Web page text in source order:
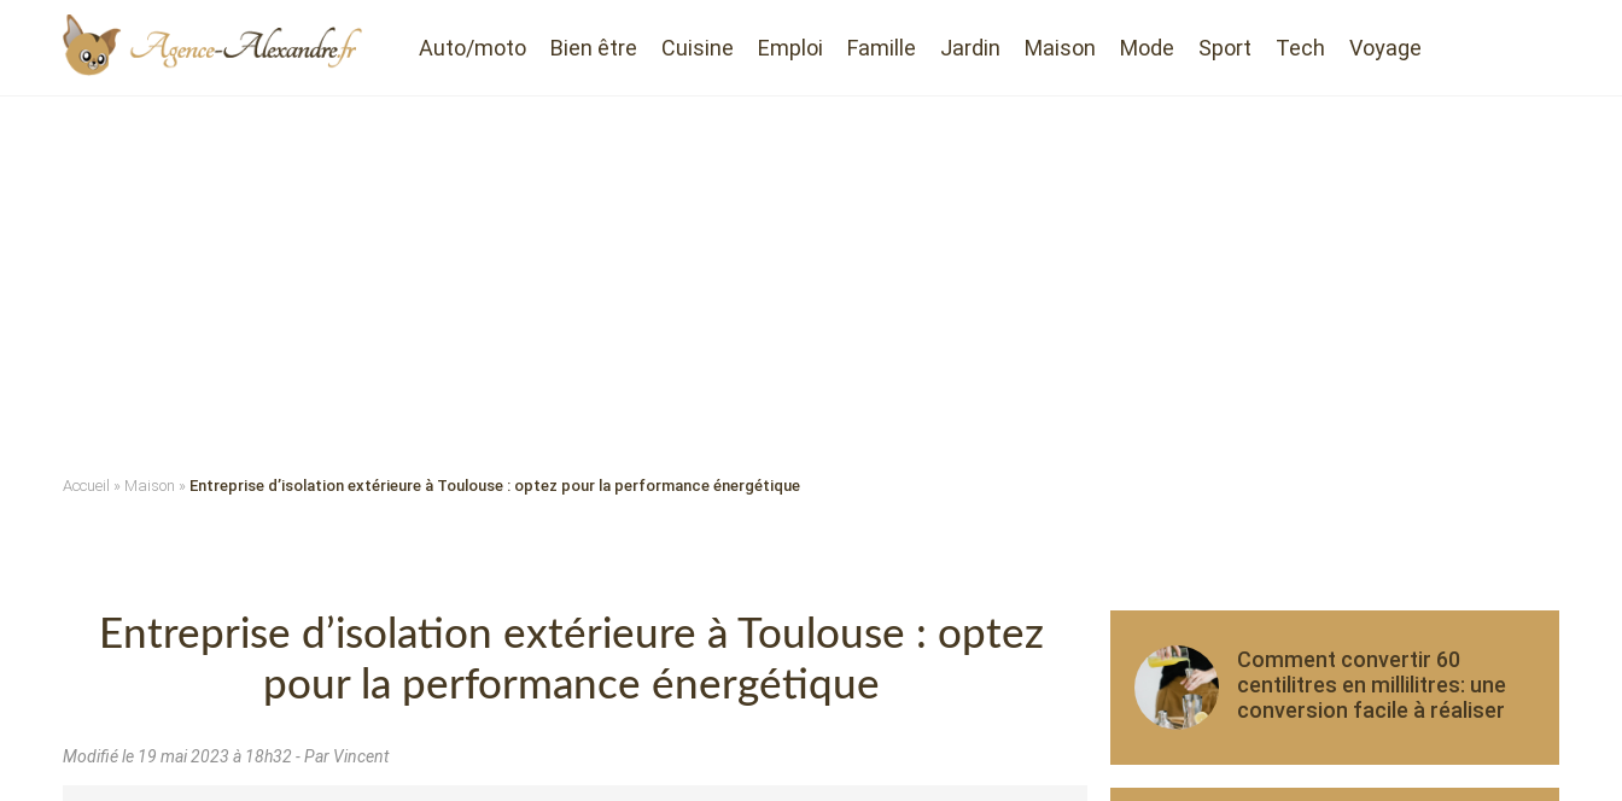
Auto/moto Bien être Cuisine Emploi Famille Jardin Maison Mode Sport Tech Voyage
Accueil » Maison » Entreprise d’isolation extérieure à Toulouse : optez pour la performance énergétique
Entreprise d’isolation extérieure à Toulouse : optez
pour la performance énergétique
Modifié le 19 mai 2023 à 18h32 - Par Vincent
Comment convertir 60
centilitres en millilitres: une
conversion facile à réaliser